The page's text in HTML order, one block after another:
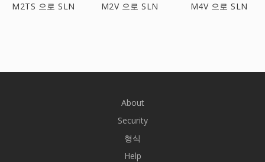
M2TS 으로 SLN M2V 으로 SLN M4V 으로 SLN
About
Security
형식
Help